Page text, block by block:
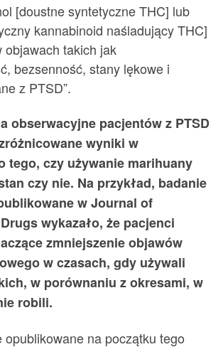
[doustne syntetyczne THC] lub
kannabinoid naśladujący THC]
objawach takich jak
bezsenność, stany lękowe i
z PTSD”.
obserwacyjne pacjentów z PTSD
wyniki w
tego, czy używanie marihuany
czy nie. Na przykład, badanie
w Journal of
wykazało, że pacjenci
zmniejszenie objawów
w czasach, gdy używali
w porównaniu z okresami, w
robili.
opublikowane na początku tego